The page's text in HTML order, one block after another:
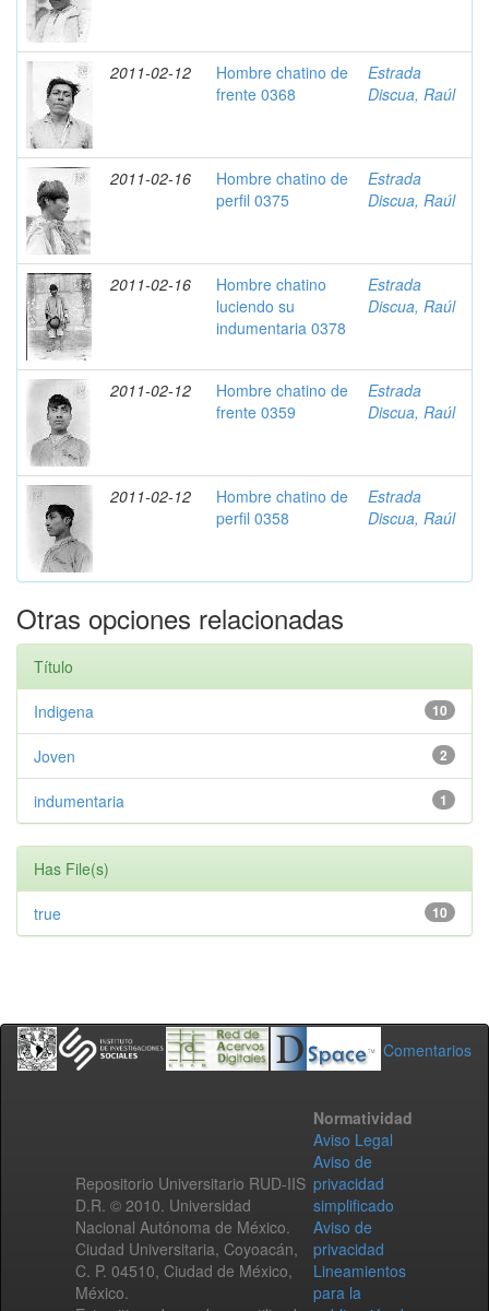
2011-02-12
Hombre chatino de
frente 0368
Estrada
Discua, Raúl
2011-02-16
Hombre chatino de
perfil 0375
Estrada
Discua, Raúl
2011-02-16
Hombre chatino
luciendo su
indumentaria 0378
Estrada
Discua, Raúl
2011-02-12
Hombre chatino de
frente 0359
Estrada
Discua, Raúl
2011-02-12
Hombre chatino de
perfil 0358
Estrada
Discua, Raúl
Otras opciones relacionadas
Título
10
Indigena
2
Joven
1
indumentaria
Has File(s)
10
true
Comentarios
Repositorio Universitario RUD-IIS
D.R. © 2010. Universidad
Nacional Autónoma de México.
Ciudad Universitaria, Coyoacán,
C. P. 04510, Ciudad de México,
México.
Normatividad
Aviso Legal
Aviso de
privacidad
simplificado
Aviso de
privacidad
Lineamientos
para la